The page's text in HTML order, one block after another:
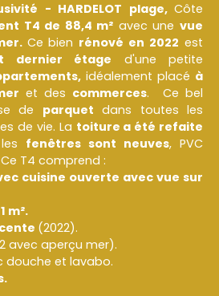
- HARDELOT plage, Côte
T4 de 88,4 m² avec unevue
Ce bien rénové en 2022 est
dernier étage d'une petite
idéalement placé à
et des commerces. Ce bel
de parquet dans toutes les
de vie. La toiture a été refaite
fenêtres sont neuves, PVC
T4 comprend :
cuisine ouverte avec vue sur
m².
(2022).
avec aperçu mer).
douche et lavabo.